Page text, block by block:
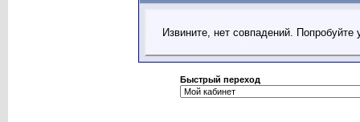
Извините, нет совпадений.
Быстрый переход